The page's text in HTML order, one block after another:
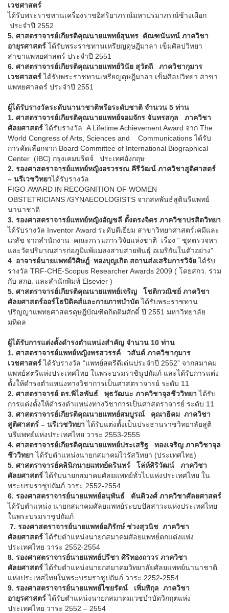
เวชศาสตร์
ได้รับพระราชทานเครื่องราชอิสริยาภรณ์มหาปรมาภรณ์ช้างเผือก
ประจำปี 2552
5. ศาสตราจารย์เกียรติคุณนายแพทย์สุนทร ตัณฑนันทน์ ภาควิชา
อายุรศาสตร์ได้รับพระราชทานเหรียญดุษฎีมาลา เข็มศิลปวิทยา
สาขาแพทยศาสตร์ ประจำปี 2551
6. ศาสตราจารย์เกียรติคุณนายแพทย์วินัย สุวัตถี ภาควิชากุมาร
เวชศาสตร์ได้รับพระราชทานเหรียญดุษฎีมาลา เข็มศิลปวิทยา สาขา
แพทยศาสตร์ ประจำปี 2551
ผู้ได้รับรางวัลระดับนานาชาติหรือระดับชาติ จำนวน 5 ท่าน
1. ศาสตราจารย์เกียรติคุณนายแพทย์จอมจักร จันทรสกุล ภาควิชา
ศัลยศาสตร์ได้รับรางวัล A Lifetime Achievement Award จาก The
World Congress of Arts, Sciences and Communications ได้รับ
การคัดเลือกจาก Board Committee of International Biographical
Center (IBC) กรุงเคมบริดจ์ ประเทศอังกฤษ
2. รองศาสตราจารย์แพทย์หญิงอรวรรณ คีรีวัฒน์ ภาควิชาสูติศาสตร์
– นรีเวชวิทยาได้รับรางวัล
FIGO AWARD IN RECOGNITION OF WOMEN
OBSTETRICIANS /GYNAECOLOGISTS จากสหพันธ์สูตินรีแพทย์
นานาชาติ
3. รองศาสตราจารย์แพทย์หญิงอัญชลี ตั้งตรงจิตร ภาควิชาปรสิตวิทยา
ได้รับรางวัล Inventor Award ระดับดีเยี่ยม สาขาวิทยาศาสตร์เคมีและ
เภสัช จากสำนักงาน คณะกรรมการวิจัยแห่งชาติ
เรื่อง “ ชุดตรวจหา
และวัดปริมาณสารก่อภูมิแพ้แมลงสาบสายพันธุ์ อเมริกันในตัวอย่าง”
4 อาจารย์นายแพทย์วิศิษฎ์ ทองบุญเกิด สถานส่งเสริมการวิจัยได้รับ
รางวัล TRF-CHE-Scopus Researcher Awards 2009 ( โดยสกว. ร่วม
กับ สกอ. และสำนักพิมพ์ Elsevier )
5. ศาสตราจารย์เกียรติคุณนายแพทย์เจริญ โชติกวณิชย์ ภาควิชา
ศัลยศาสตร์ออร์โธปิดิคส์และกายภาพบำบัดได้รับพระราชทาน
ปริญญาแพทยศาสตรดุษฎีบัณฑิตกิตติมศักดิ์ ปี 2551 มหาวิทยาลัย
มหิดล
ผู้ได้รับการแต่งตั้งดำรงตำแหน่งสำคัญ จำนวน 10 ท่าน
1. ศาสตราจารย์แพทย์หญิงพรสวรรค์ วสันต์ ภาควิชากุมาร
เวชศาสตร์ ได้รับรางวัล “แพทย์สตรีดีเด่นประจำปี 2552” จากสมาคม
แพทย์สตรีแห่งประเทศไทย ในพระบรมราชินูปถัมภ์ และได้รับการแต่ง
ตั้งให้ดำรงตำแหน่งทางวิชาการเป็นศาสตราจารย์ ระดับ 11
2. ศาสตราจารย์ ดร.พิไลพันธ์ พุธวัฒนะ ภาควิชาจุลชีววิทยา ได้รับ
การแต่งตั้งให้ดำรงตำแหน่งทางวิชาการเป็นศาสตราจารย์ ระดับ 11
3. ศาสตราจารย์เกียรติคุณนายแพทย์สมบูรณ์ คุณาธิคม ภาควิชา
สูติศาสตร์ – นรีเวชวิทยาได้รับแต่งตั้งเป็นประธานราชวิทยาลัยสูติ
นรีแพทย์แห่งประเทศไทย วาระ 2553-2555
4. ศาสตราจารย์เกียรติคุณนายแพทย์ประเสริฐ ทองเจริญ ภาควิชาจุล
ชีววิทยาได้รับตำแหน่งนายกสมาคมไวรัสวิทยา (ประเทศไทย)
5. ศาสตราจารย์คลินิกนายแพทย์ดรินทร์ โล่ห์สิริวัฒน์ ภาควิชา
ศัลยศาสตร์ได้รับนายกสมาคมศัลยแพทย์ทั่วไปแห่งประเทศไทย ใน
พระบรมราชูปถัมภ์ วาระ 2552-2554
6. รองศาสตราจารย์นายแพทย์อนุพันธ์ ตันติวงศ์ ภาควิชาศัลยศาสตร์
ได้รับตำแหน่ง นายกสมาคมศัลยแพทย์ระบบปัสสาวะแห่งประเทศไทย
ในพระบรมราชูปถัมภ์
7. รองศาสตราจารย์นายแพทย์อภิรักษ์ ช่วงสุวนิช ภาควิชา
ศัลยศาสตร์ได้รับตำแหน่งนายกสมาคมศัลยแพทย์ตกแต่งแห่ง
ประเทศไทย วาระ 2552-2554
8. รองศาสตราจารย์นายแพทย์ปรีชา ศิริทองถาวร ภาควิชา
ศัลยศาสตร์ได้รับตำแหน่งนายกสมาคมวิทยาลัยศัลยแพทย์นานาชาติ
แห่งประเทศไทยในพระบรมราชูปถัมภ์ วาระ 2252-2554
9. รองศาสตราจารย์นายแพทย์ไชยรัตน์ เพิ่มพิกุล ภาควิชา
อายุรศาสตร์ได้รับตำแหน่งนายกสมาคมเวชบำบัดวิกฤตแห่ง
ประเทศไทย วาระ 2552 – 2554